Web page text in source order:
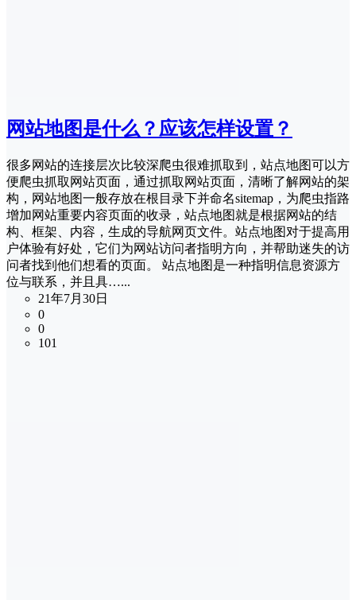
网站地图是什么？应该怎样设置？
很多网站的连接层次比较深爬虫很难抓取到，站点地图可以方
便爬虫抓取网站页面，通过抓取网站页面，清晰了解网站的架
构，网站地图一般存放在根目录下并命名sitemap，为爬虫指路
增加网站重要内容页面的收录，站点地图就是根据网站的结
构、框架、内容，生成的导航网页文件。站点地图对于提高用
户体验有好处，它们为网站访问者指明方向，并帮助迷失的访
问者找到他们想看的页面。 站点地图是一种指明信息资源方
位与联系，并且具…...
21年7月30日
0
0
101